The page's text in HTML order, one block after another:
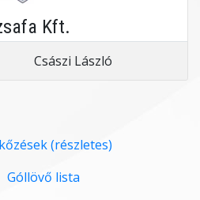
Kft.
Császi László
(részletes)
Góllövő lista